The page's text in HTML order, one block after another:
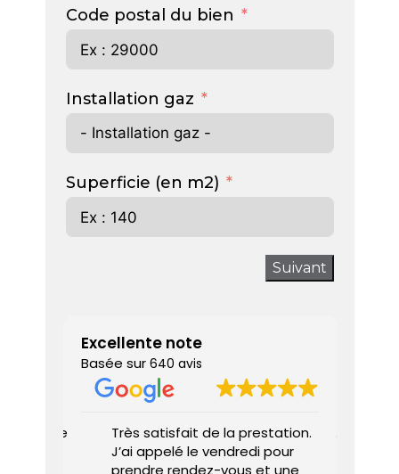
Code postal du bien
Installation gaz
Superficie (en m2)
Suivant
Excellente note
Basée sur 640 avis
Très satisfait de la prestation.
J’ai appelé le vendredi pour
prendre rendez-vous et une